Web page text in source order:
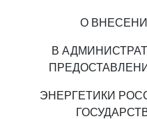
О
В
ЭНЕРГЕТИКИ